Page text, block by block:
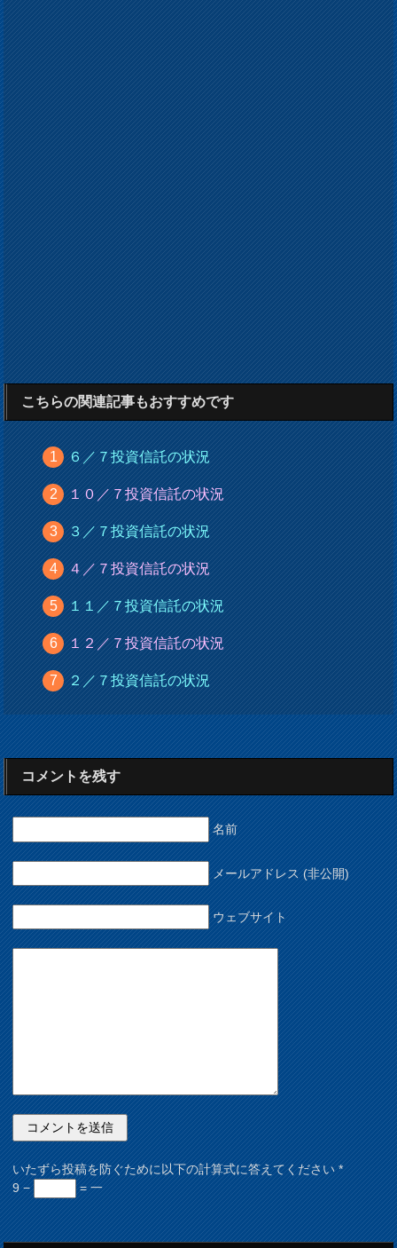
こちらの関連記事もおすすめです
６／７投資信託の状況
１０／７投資信託の状況
３／７投資信託の状況
４／７投資信託の状況
１１／７投資信託の状況
１２／７投資信託の状況
２／７投資信託の状況
コメントを残す
名前
メールアドレス (非公開)
ウェブサイト
いたずら投稿を防ぐために以下の計算式に答えてください*
9 −
= 一